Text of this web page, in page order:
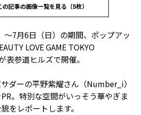
の記事の画像一覧を見る（5枚）
〜7月6日（日）の期間、ポップアッ
LOVE GAME TOKYO
表参道ヒルズで開催。
ダーの平野紫耀さん（Number_i）
。特別な空間がいっそう華やぎま
をレポートします。